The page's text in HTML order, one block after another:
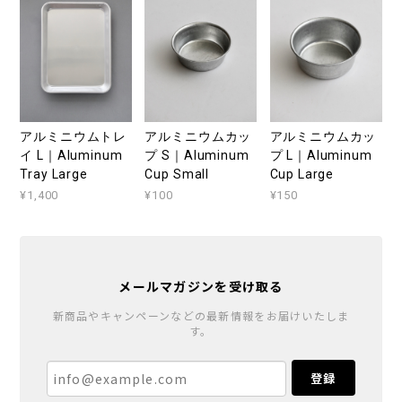
アルミニウムトレ
イ L｜Aluminum
Tray Large
¥1,400
アルミニウムカッ
プ S｜Aluminum
Cup Small
¥100
アルミニウムカッ
プ L｜Aluminum
Cup Large
¥150
メールマガジンを受け取る
新商品やキャンペーンなどの最新情報をお届けいたしま
す。
登録